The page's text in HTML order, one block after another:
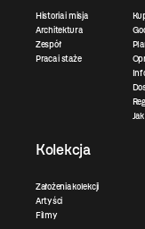
Historia i misja
Architektura
Zespół
Praca i staże
Kolekcja
Założenia kolekcji
Artyści
Filmy